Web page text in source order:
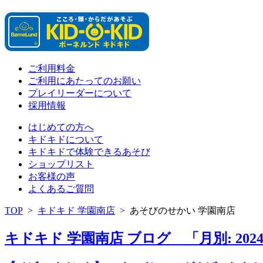
ご利用料金
ご利用にあたってのお願い
プレイリーダーについて
採用情報
はじめての方へ
キドキドについて
キドキドで体験できるあそび
ショップリスト
お客様の声
よくあるご質問
TOP > キドキド 学園南店 > あそびのせかい 学園南店
キドキド 学園南店 ブログ 「月別: 2024